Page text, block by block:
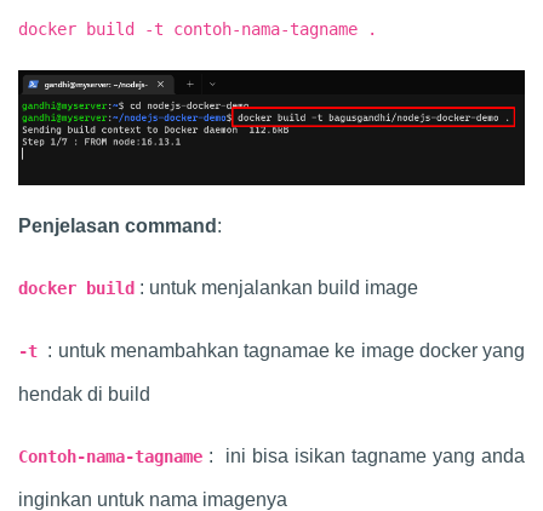
docker build -t contoh-nama-tagname .
Penjelasan command :
docker build : untuk menjalankan build image
-t : untuk menambahkan tagnamae ke image docker yang
hendak di build
Contoh-nama-tagname : ini bisa isikan tagname yang anda
inginkan untuk nama imagenya